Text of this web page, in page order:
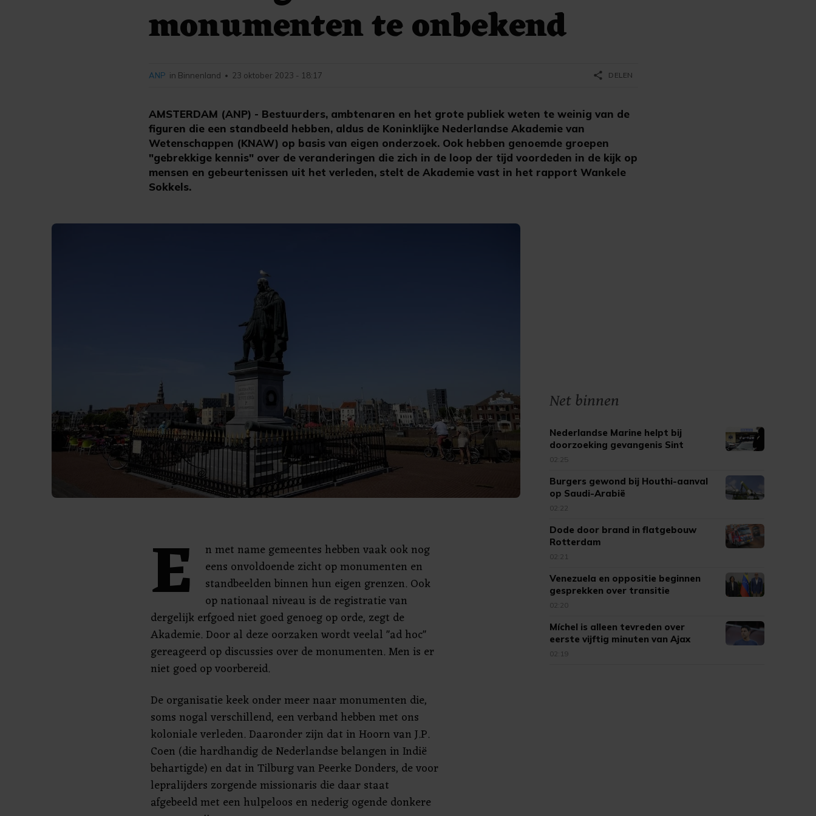
monumenten te onbekend
AMSTERDAM (ANP) - Bestuurders, ambtenaren en het grote publiek weten te weinig van de
figuren die een standbeeld hebben, aldus de Koninklijke Nederlandse Akademie van
Wetenschappen (KNAW) op basis van eigen onderzoek. Ook hebben genoemde groepen
"gebrekkige kennis" over de veranderingen die zich in de loop der tijd voordeden in de kijk op
mensen en gebeurtenissen uit het verleden, stelt de Akademie vast in het rapport Wankele
Sokkels.
ANP in Binnenland • 23 oktober 2023 - 18:17 share DELEN
E
n met name gemeentes hebben vaak ook nog
eens onvoldoende zicht op monumenten en
standbeelden binnen hun eigen grenzen. Ook
op nationaal niveau is de registratie van
dergelijk erfgoed niet goed genoeg op orde, zegt de
Akademie. Door al deze oorzaken wordt veelal "ad hoc"
gereageerd op discussies over de monumenten. Men is er
niet goed op voorbereid.
De organisatie keek onder meer naar monumenten die,
soms nogal verschillend, een verband hebben met ons
koloniale verleden. Daaronder zijn dat in Hoorn van J.P.
Coen (die hardhandig de Nederlandse belangen in Indië
behartigde) en dat in Tilburg van Peerke Donders, de voor
lepralijders zorgende missionaris die daar staat
afgebeeld met een hulpeloos en nederig ogende donkere
Net binnen
Nederlandse Marine helpt bij
doorzoeking gevangenis Sint
Maarten
02:25
Burgers gewond bij Houthi-aanval
op Saudi-Arabië
02:22
Dode door brand in flatgebouw
Rotterdam
02:21
Venezuela en oppositie beginnen
gesprekken over transitie
02:20
Míchel is alleen tevreden over
eerste vijftig minuten van Ajax
02:19